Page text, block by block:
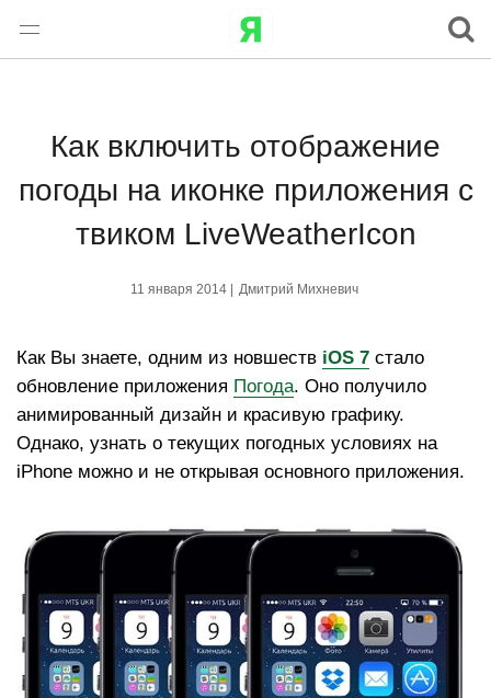
Как включить отображение
погоды на иконке приложения с
твиком LiveWeatherIcon
11 января 2014 | Дмитрий Михневич
Как Вы знаете, одним из новшеств iOS 7 стало
обновление приложения Погода. Оно получило
анимированный дизайн и красивую графику.
Однако, узнать о текущих погодных условиях на
iPhone можно и не открывая основного приложения.